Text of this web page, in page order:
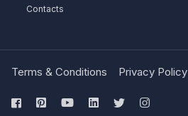
Contacts
Terms & Conditions Privacy Policy